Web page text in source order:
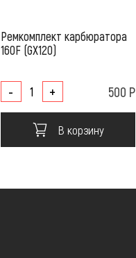
Ремкомплект карбюратора
160F (GX120)
- + 500 Р
В корзину